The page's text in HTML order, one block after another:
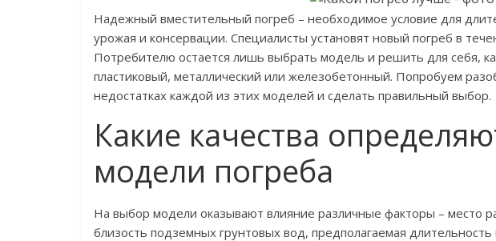
Надежный вместительный погреб – необходимое условие для
урожая и консервации. Специалисты установят новый погреб в
Потребителю остается лишь выбрать модель и решить для себя,
пластиковый, металлический или железобетонный. Попробуем
недостатках каждой из этих моделей и сделать правильный выбор.
Какие качества
модели погреба
На выбор модели оказывают влияние различные факторы – место
близость подземных грунтовых вод, предполагаемая